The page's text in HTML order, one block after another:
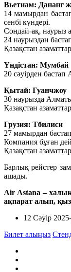
Вьетнам: Дананг
14 мамырдан
сенбі күндері.
Сондай-ақ, наурыз
24 наурыздан
Қазақстан
Үндістан: Мумбай
20 сәуірден
Қытай: Гуанчжоу
30 наурызда
Қазақстан
Грузия: Тбилиси
27 мамырдан
Компания бұған
Қазақстан
Барлық рейстер
ашады.
Air Astana –
ақпарат алып,
12 Сәуір 2025
Билет алыңыз